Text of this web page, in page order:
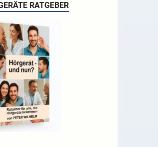
RATGEBER